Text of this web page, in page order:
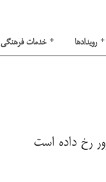
خدمات فرهنگی + رویدادها +
رخ داده است